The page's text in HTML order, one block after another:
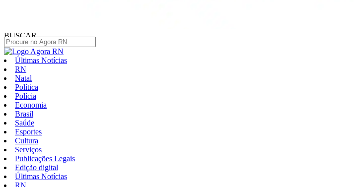
BUSCAR
Últimas Notícias
RN
Natal
Política
Polícia
Economia
Brasil
Saúde
Esportes
Cultura
Serviços
Publicações Legais
Edição digital
Últimas Notícias
RN